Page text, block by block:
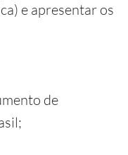
e apresentar os
de